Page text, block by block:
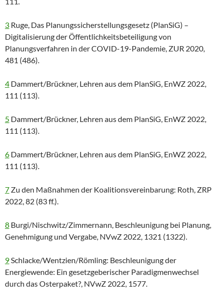
3 Ruge, Das Planungssicherstellungsgesetz (PlanSiG) –
Digitalisierung der Öffentlichkeitsbeteiligung von
Planungsverfahren in der COVID-19-Pandemie, ZUR 2020,
481 (486).
4 Dammert/Brückner, Lehren aus dem PlanSiG, EnWZ 2022,
111 (113).
5 Dammert/Brückner, Lehren aus dem PlanSiG, EnWZ 2022,
111 (113).
6 Dammert/Brückner, Lehren aus dem PlanSiG, EnWZ 2022,
111 (113).
7 Zu den Maßnahmen der Koalitionsvereinbarung: Roth, ZRP
2022, 82 (83 ff.).
8 Burgi/Nischwitz/Zimmernann, Beschleunigung bei Planung,
Genehmigung und Vergabe, NVwZ 2022, 1321 (1322).
9Schlacke/Wentzien/Römling: Beschleunigung der
Energiewende: Ein gesetzgeberischer Paradigmenwechsel
durch das Osterpaket?, NVwZ 2022, 1577.